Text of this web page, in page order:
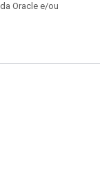
Oracle e/ou